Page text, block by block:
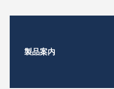
製品案内